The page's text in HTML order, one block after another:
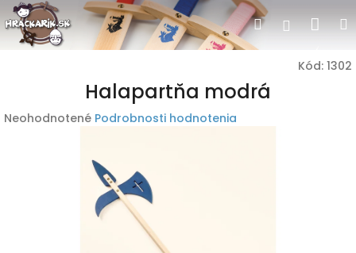
Prejsť
na
obsah
Hľadať
Kód: 1302
Halapartňa modrá
Priemerné
Neohodnotené Podrobnosti hodnotenia